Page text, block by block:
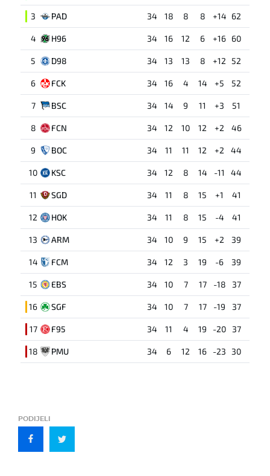
3 PAD 34 18 8 8 +14 62
4 H96 34 16 12 6 +16 60
5 D98 34 13 13 8 +12 52
6 FCK 34 16 4 14 +5 52
7 BSC 34 14 9 11 +3 51
8 FCN 34 12 10 12 +2 46
9 BOC 34 11 11 12 +2 44
10 KSC 34 12 8 14 -11 44
11 SGD 34 11 8 15 +1 41
12 HOK 34 11 8 15 -4 41
13 ARM 34 10 9 15 +2 39
14 FCM 34 12 3 19 -6 39
15 EBS 34 10 7 17 -18 37
16 SGF 34 10 7 17 -19 37
17 F95 34 11 4 19 -20 37
18 PMU 34 6 12 16 -23 30
PODIJELI